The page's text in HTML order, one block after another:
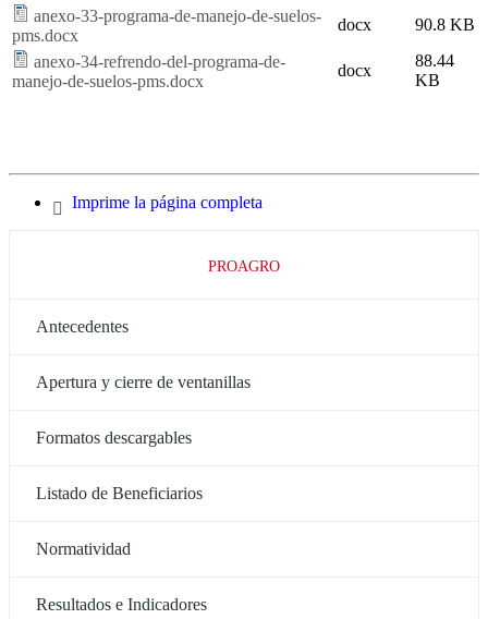
anexo-33-programa-de-manejo-de-suelos-
pms.docx
docx
90.8 KB
anexo-34-refrendo-del-programa-de-
manejo-de-suelos-pms.docx
docx
88.44
KB
Imprime la página completa
PROAGRO
Antecedentes
Apertura y cierre de ventanillas
Formatos descargables
Listado de Beneficiarios
Normatividad
Resultados e Indicadores